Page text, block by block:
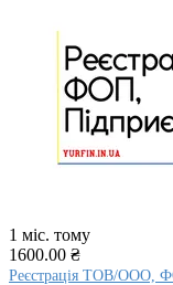
1 міс. тому
1600.00 ₴
Реєстрація ТОВ/ООО,